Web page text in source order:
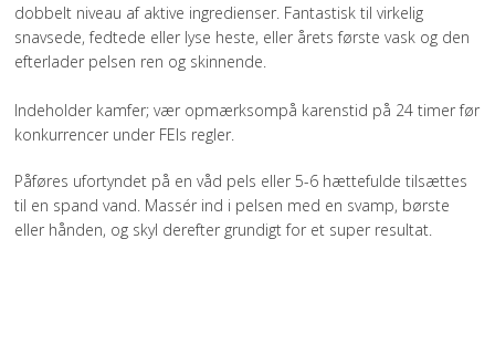
dobbelt niveau af aktive ingredienser. Fantastisk til virkelig
snavsede, fedtede eller lyse heste, eller årets første vask og den
efterlader pelsen ren og skinnende.
Indeholder kamfer; vær opmærksompå karenstid på 24 timer før
konkurrencer under FEIs regler.
Påføres ufortyndet på en våd pels eller 5-6 hættefulde tilsættes
til en spand vand. Massér ind i pelsen med en svamp, børste
eller hånden, og skyl derefter grundigt for et super resultat.